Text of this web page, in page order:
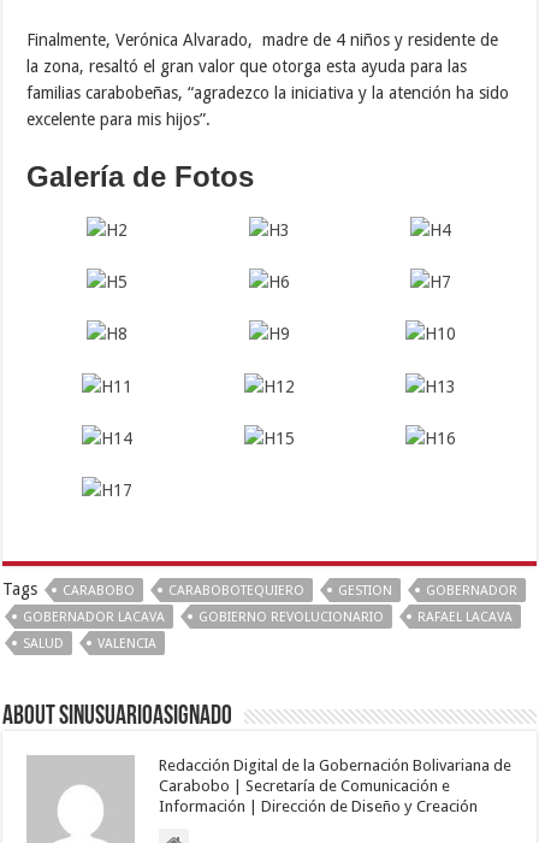
Finalmente, Verónica Alvarado, madre de 4 niños y residente de
la zona, resaltó el gran valor que otorga esta ayuda para las
familias carabobeñas, “agradezco la iniciativa y la atención ha sido
excelente para mis hijos”.
Galería de Fotos
Tags CARABOBO CARABOBOTEQUIERO GESTION
GOBERNADOR
GOBERNADOR LACAVA
GOBIERNO REVOLUCIONARIO
RAFAEL LACAVA
SALUD
VALENCIA
About sinusuarioasignado
Redacción Digital de la Gobernación Bolivariana de
Carabobo | Secretaría de Comunicación e
Información | Dirección de Diseño y Creación